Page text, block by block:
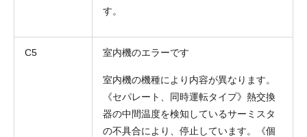
す。
C5 室内機のエラーです
室内機の機種により内容が異なります。
《セパレート、同時運転タイプ》熱交換
器の中間温度を検知しているサーミスタ
の不具合により、停止しています。《個